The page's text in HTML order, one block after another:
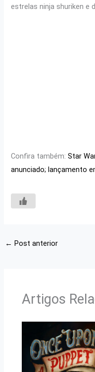
estrelas ninja shuriken e
Confira também:Star
anunciado; lançamento
← Post anterior
Artigos